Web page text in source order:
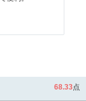
68.33点